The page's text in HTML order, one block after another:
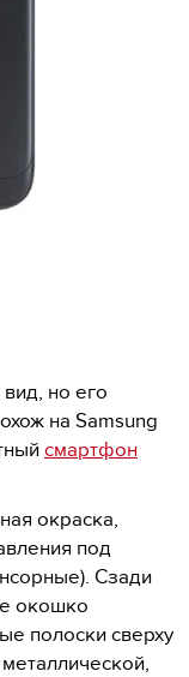
вид, но его
на Samsung
смартфон
окраска,
под
Сзади
окошко
полоски сверху